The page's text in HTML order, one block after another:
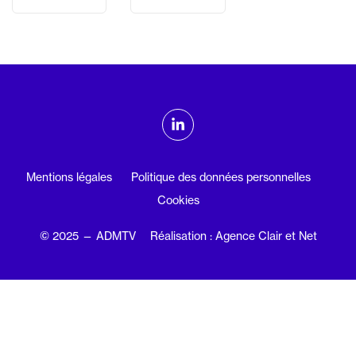
ADMTV sur les réseaux sociaux
Linkedin
Mentions légales
Politique des données personnelles
Cookies
© 2025 — ADMTV Réalisation : Agence Clair et Net